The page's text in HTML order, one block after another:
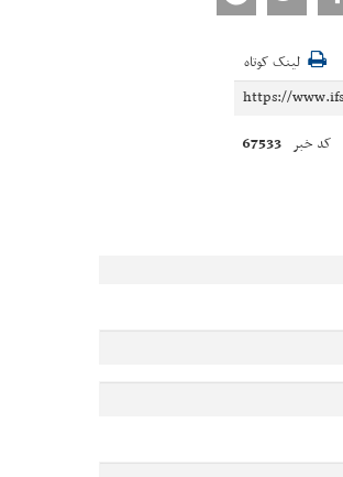
لینک کوتاه
کد خبر 67533